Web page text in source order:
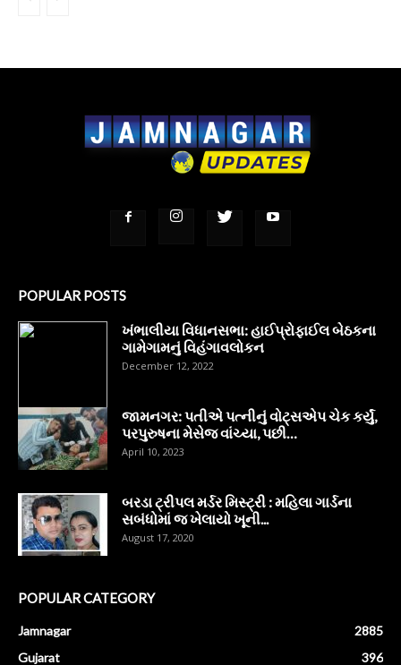
POPULAR POSTS
ખંભાલીયા વિધાનસભા: હાઈપ્રોફાઈલ બેઠકના
ગામેગામનું વિહંગાવલોકન
December 12, 2022
જામનગર: પતીએ પત્નીનું વોટ્સએપ ચેક કર્યું,
પરપુરુષના મેસેજ વાંચ્યા, પછી…
April 10, 2023
બરડા ટ્રીપલ મર્ડર મિસ્ટ્રી : મહિલા ગાર્ડના
સબંધોમાં જ ખેલાયો ખૂની...
August 17, 2020
POPULAR CATEGORY
Jamnagar
2885
Gujarat
396